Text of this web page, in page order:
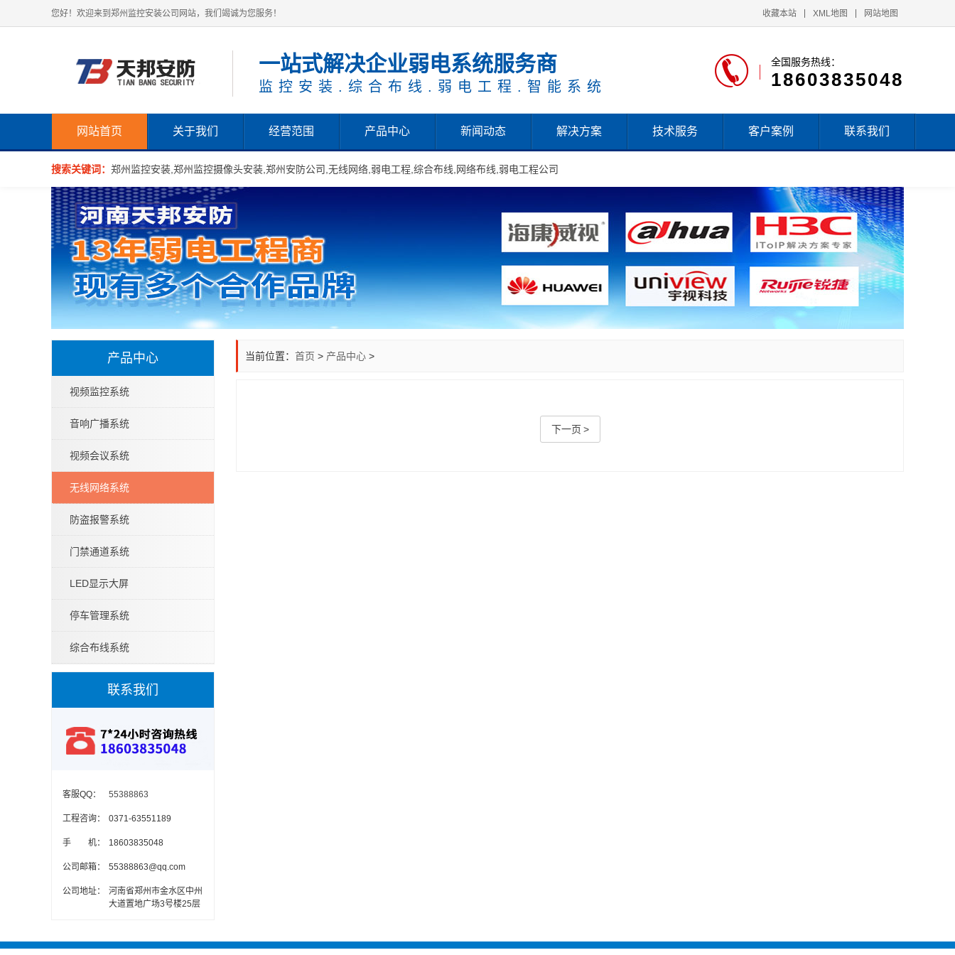
您好！欢迎来到郑州监控安装公司网站，我们竭诚为您服务！ 收藏本站 XML地图 网站地图
全国服务热线：
18603835048
一站式解决企业弱电系统服务商
监控安装.综合布线.弱电工程.智能系统
网站首页 关于我们 经营范围 产品中心 新闻动态 解决方案 技术服务 客户案例 联系我们
搜索关键词： 郑州监控安装,郑州监控摄像头安装,郑州安防公司,无线网络,弱电工程,综合布线,网络布线,弱电工程公司
当前位置： 首页 > 产品中心 >
下一页 >
产品中心
视频监控系统
音响广播系统
视频会议系统
无线网络系统
防盗报警系统
门禁通道系统
LED显示大屏
停车管理系统
综合布线系统
联系我们
客服QQ： 55388863
工程咨询： 0371-63551189
手 机： 18603835048
公司邮箱： 55388863@qq.com
公司地址：
河南省郑州市金水区中州
大道置地广场3号楼25层